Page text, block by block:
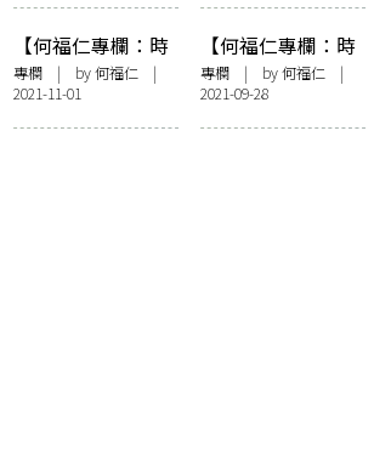
【何福仁專欄：時
宜篇】以樹洞為家
——石濤的故事
專欄 | by何福仁 |
2021-11-01
【何福仁專欄：時
宜篇】孔子與女子
專欄| by何福仁|
2021-09-28